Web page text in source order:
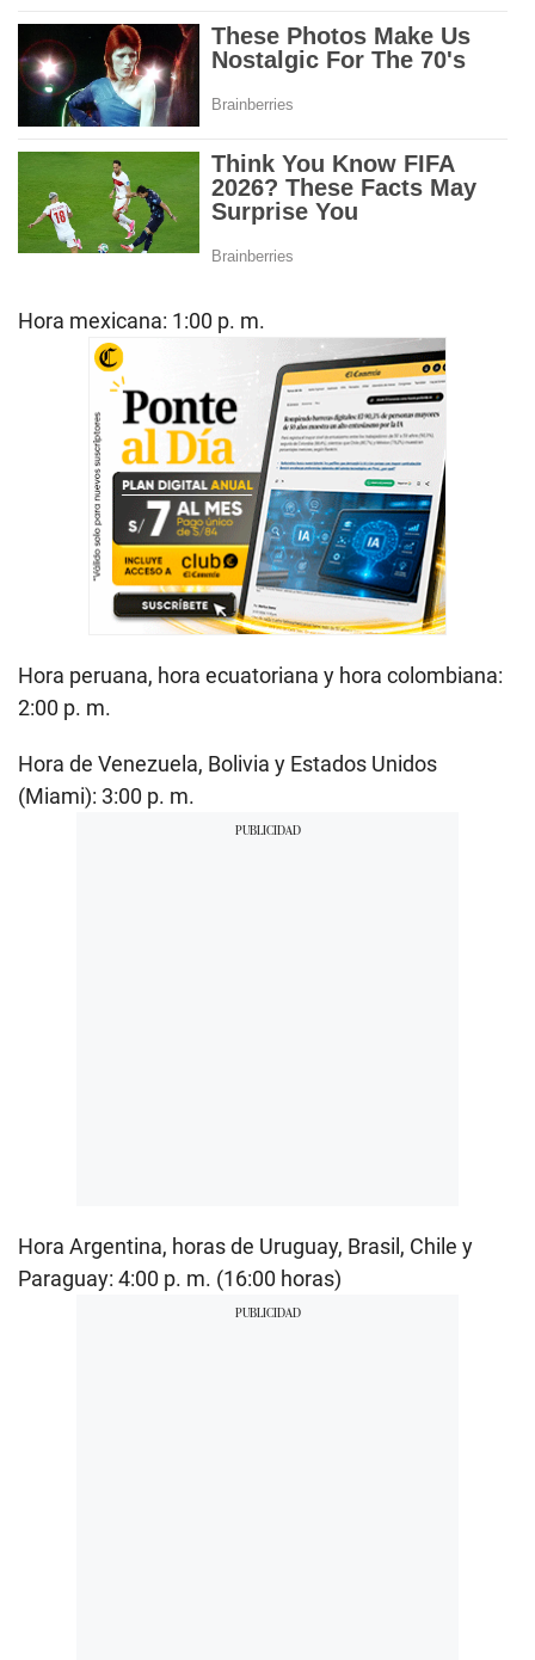
Hora mexicana: 1:00 p. m.
Hora peruana, hora ecuatoriana y hora colombiana:
2:00 p. m.
Hora de Venezuela, Bolivia y Estados Unidos
(Miami): 3:00 p. m.
Hora Argentina, horas de Uruguay, Brasil, Chile y
Paraguay: 4:00 p. m. (16:00 horas)